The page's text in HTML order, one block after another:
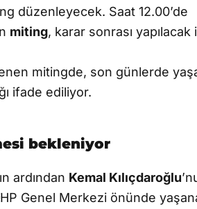
düzenleyecek. Saat 12.00’de
miting, karar sonrası yapılacak
mitingde, son günlerde
ifade ediliyor.
bekleniyor
ardından Kemal Kılıçdaroğlu
Genel Merkezi önünde